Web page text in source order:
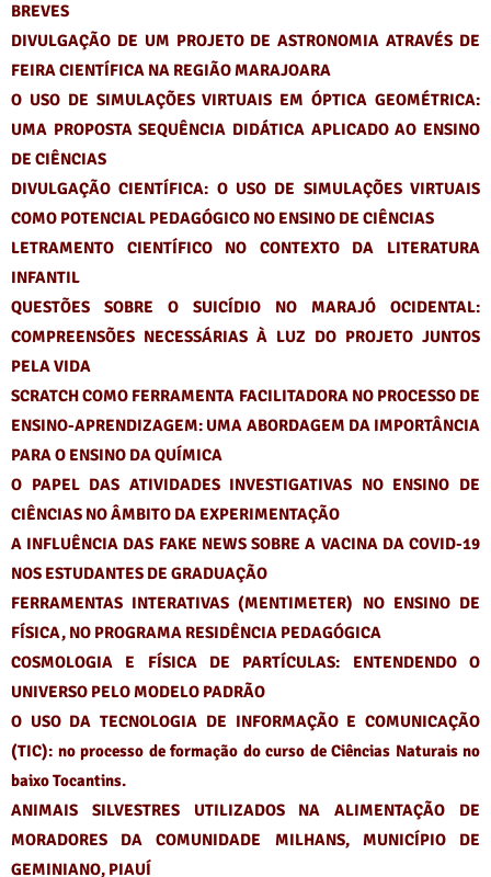
BREVES
DIVULGAÇÃO DE UM PROJETO DE ASTRONOMIA ATRAVÉS DE
FEIRA CIENTÍFICA NA REGIÃO MARAJOARA
O USO DE SIMULAÇÕES VIRTUAIS EM ÓPTICA GEOMÉTRICA:
UMA PROPOSTA SEQUÊNCIA DIDÁTICA APLICADO AO ENSINO
DE CIÊNCIAS
DIVULGAÇÃO CIENTÍFICA: O USO DE SIMULAÇÕES VIRTUAIS
COMO POTENCIAL PEDAGÓGICO NO ENSINO DE CIÊNCIAS
LETRAMENTO CIENTÍFICO NO CONTEXTO DA LITERATURA
INFANTIL
QUESTÕES SOBRE O SUICÍDIO NO MARAJÓ OCIDENTAL:
COMPREENSÕES NECESSÁRIAS À LUZ DO PROJETO JUNTOS
PELA VIDA
SCRATCH COMO FERRAMENTA FACILITADORA NO PROCESSO DE
ENSINO-APRENDIZAGEM: UMA ABORDAGEM DA IMPORTÂNCIA
PARA O ENSINO DA QUÍMICA
O PAPEL DAS ATIVIDADES INVESTIGATIVAS NO ENSINO DE
CIÊNCIAS NO ÂMBITO DA EXPERIMENTAÇÃO
A INFLUÊNCIA DAS FAKE NEWS SOBRE A VACINA DA COVID-19
NOS ESTUDANTES DE GRADUAÇÃO
FERRAMENTAS INTERATIVAS (MENTIMETER) NO ENSINO DE
FÍSICA, NO PROGRAMA RESIDÊNCIA PEDAGÓGICA
COSMOLOGIA E FÍSICA DE PARTÍCULAS: ENTENDENDO O
UNIVERSO PELO MODELO PADRÃO
O USO DA TECNOLOGIA DE INFORMAÇÃO E COMUNICAÇÃO
(TIC): no processo de formação do curso de Ciências Naturais no
baixo Tocantins.
ANIMAIS SILVESTRES UTILIZADOS NA ALIMENTAÇÃO DE
MORADORES DA COMUNIDADE MILHANS, MUNICÍPIO DE
GEMINIANO, PIAUÍ